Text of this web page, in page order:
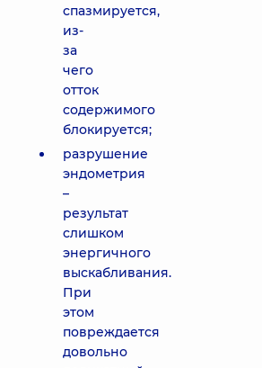
спазмируется,
из-
за
чего
отток
содержимого
блокируется;
разрушение
эндометрия
–
результат
слишком
энергичного
выскабливания.
При
этом
повреждается
довольно